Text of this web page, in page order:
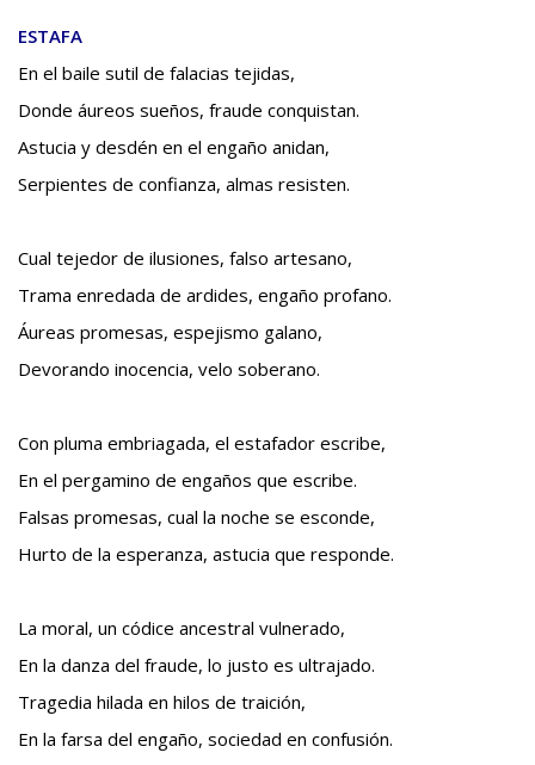
ESTAFA
En el baile sutil de falacias tejidas,
Donde áureos sueños, fraude conquistan.
Astucia y desdén en el engaño anidan,
Serpientes de confianza, almas resisten.
Cual tejedor de ilusiones, falso artesano,
Trama enredada de ardides, engaño profano.
Áureas promesas, espejismo galano,
Devorando inocencia, velo soberano.
Con pluma embriagada, el estafador escribe,
En el pergamino de engaños que escribe.
Falsas promesas, cual la noche se esconde,
Hurto de la esperanza, astucia que responde.
La moral, un códice ancestral vulnerado,
En la danza del fraude, lo justo es ultrajado.
Tragedia hilada en hilos de traición,
En la farsa del engaño, sociedad en confusión.